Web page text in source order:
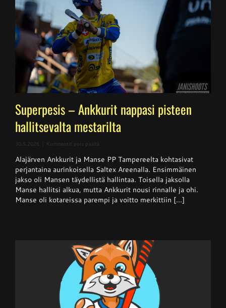
Superpesis – Ankkurit nappasi pisteen
hallitsevalta mestarilta
30.5.2026 Kommentit pois päältä
–
Ankkurit
nappasi
pisteen
hallitsevalta
mestarilta
Alajärven Ankkurit ja Manse PP Tampereelta kohtasivat
perjantaina aurinkoisella Saltex Areenalla. Ensimmäinen
jakso oli Mansen täydellistä hallintaa. Toisella jaksolla
Manse hallitsi alkua, mutta Ankkurit nousi rinnalle ja ohi.
Manse oli kotareissa parempi ja voitto merkittiin [...]